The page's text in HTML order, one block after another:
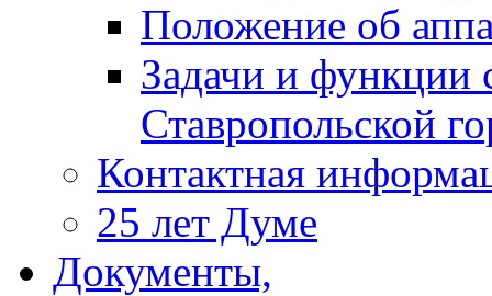
Положение об
Задачи и функции
Ставропольской
Контактная
25 лет Думе
Документы,